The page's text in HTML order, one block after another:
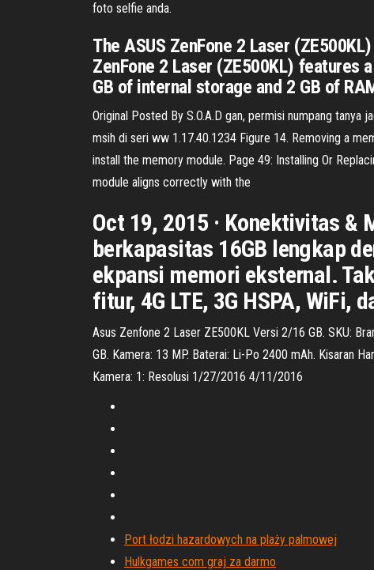
foto selfie anda.
The ASUS ZenFone 2 Laser
ZenFone 2 Laser (ZE500KL)
GB of internal storage and 2 GB of
Original Posted By S.O.A.D gan, permisi numpang
msih di seri ww 1.17.40.1234 Figure 14. Removing a
install the memory module. Page 49: Installing Or
module aligns correctly with the
Oct 19, 2015 · Konektivitas &
berkapasitas 16GB lengkap
ekpansi memori eksternal.
fitur, 4G LTE, 3G HSPA, WiFi,
Asus Zenfone 2 Laser ZE500KL Versi 2/16 GB. SKU:
GB. Kamera: 13 MP. Baterai: Li-Po 2400 mAh. Kisaran
Kamera: 1: Resolusi 1/27/2016 4/11/2016
Port łodzi hazardowych na plaży palmowej
Hulkgames com graj za darmo